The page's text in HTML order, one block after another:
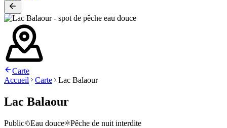
Carte
Accueil
Carte Lac Balaour
Lac Balaour
Public Eau douce Pêche de nuit interdite